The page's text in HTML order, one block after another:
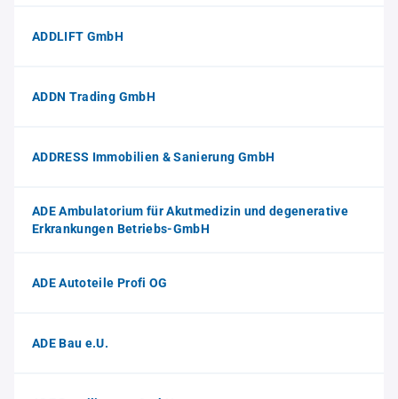
ADDLIFT GmbH
ADDN Trading GmbH
ADDRESS Immobilien & Sanierung GmbH
ADE Ambulatorium für Akutmedizin und degenerative
Erkrankungen Betriebs-GmbH
ADE Autoteile Profi OG
ADE Bau e.U.